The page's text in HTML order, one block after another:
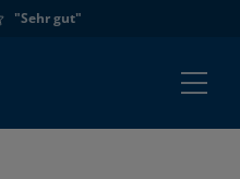
"Sehr gut"